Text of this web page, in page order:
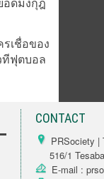
อดมงกุฎ
เชื่อของ
ทีฟุตบอล
CONTACT
PRSociety |
516/1
E-mail :